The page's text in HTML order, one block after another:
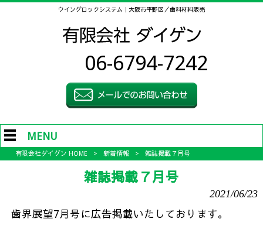
ウイングロックシステム｜大阪市平野区／歯科材料販売
06-6794-7242
MENU
有限会社ダイゲン HOME > 新着情報 > 雑誌掲載７月号
雑誌掲載７月号
2021/06/23
歯界展望7月号に広告掲載いたしております。